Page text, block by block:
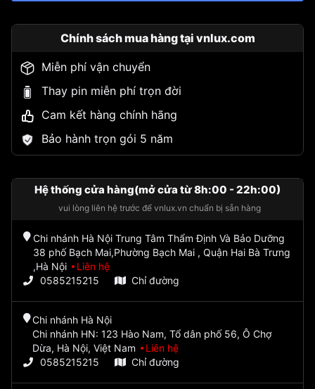
Chính sách mua hàng tại vnlux.com
Miễn phí vận chuyển
Thay pin miễn phí trọn đời
Cam kết hàng chính hãng
Bảo hành trọn gói 5 năm
Hệ thống cửa hàng(mở cửa từ 8h:00 - 22h:00)
vui lòng liên hệ trước để vnlux.vn chuẩn bị sẵn hàng
Chi nhánh Hà Nội Trung Tâm Thẩm Định Và Bảo Dưỡng
38 phố Bạch Mai,Phường Bạch Mai , Quận Hai Bà Trưng
,Hà Nội
Liên hệ
0585215215
Chỉ đường
Chi nhánh Hà Nội
Chi nhánh HN: 123 Hào Nam, Tổ dân phố 56, Ô Chợ
Dừa, Hà Nội, Việt Nam
Liên hệ
0585215215
Chỉ đường